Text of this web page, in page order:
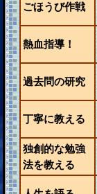
ごほうび作戦
熱血指導！
過去問の研究
丁寧に教える
独創的な勉強
法を教える